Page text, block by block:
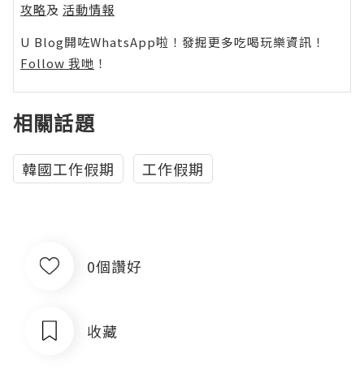
攻略及 活動情報
U Blog開咗WhatsApp啦！發掘更多吃喝玩樂資訊！
Follow 我哋 ！
相關話題
韓國工作假期 工作假期
0個讚好
收藏